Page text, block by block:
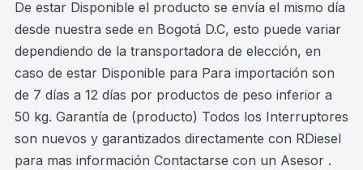
De estar Disponible el producto se envía el mismo día
desde nuestra sede en Bogotá D.C, esto puede variar
dependiendo de la transportadora de elección, en
caso de estar Disponible para Para importación son
de 7 días a 12 días por productos de peso inferior a
50 kg. Garantía de (producto) Todos los Interruptores
son nuevos y garantizados directamente con RDiesel
para mas información Contactarse con un Asesor .